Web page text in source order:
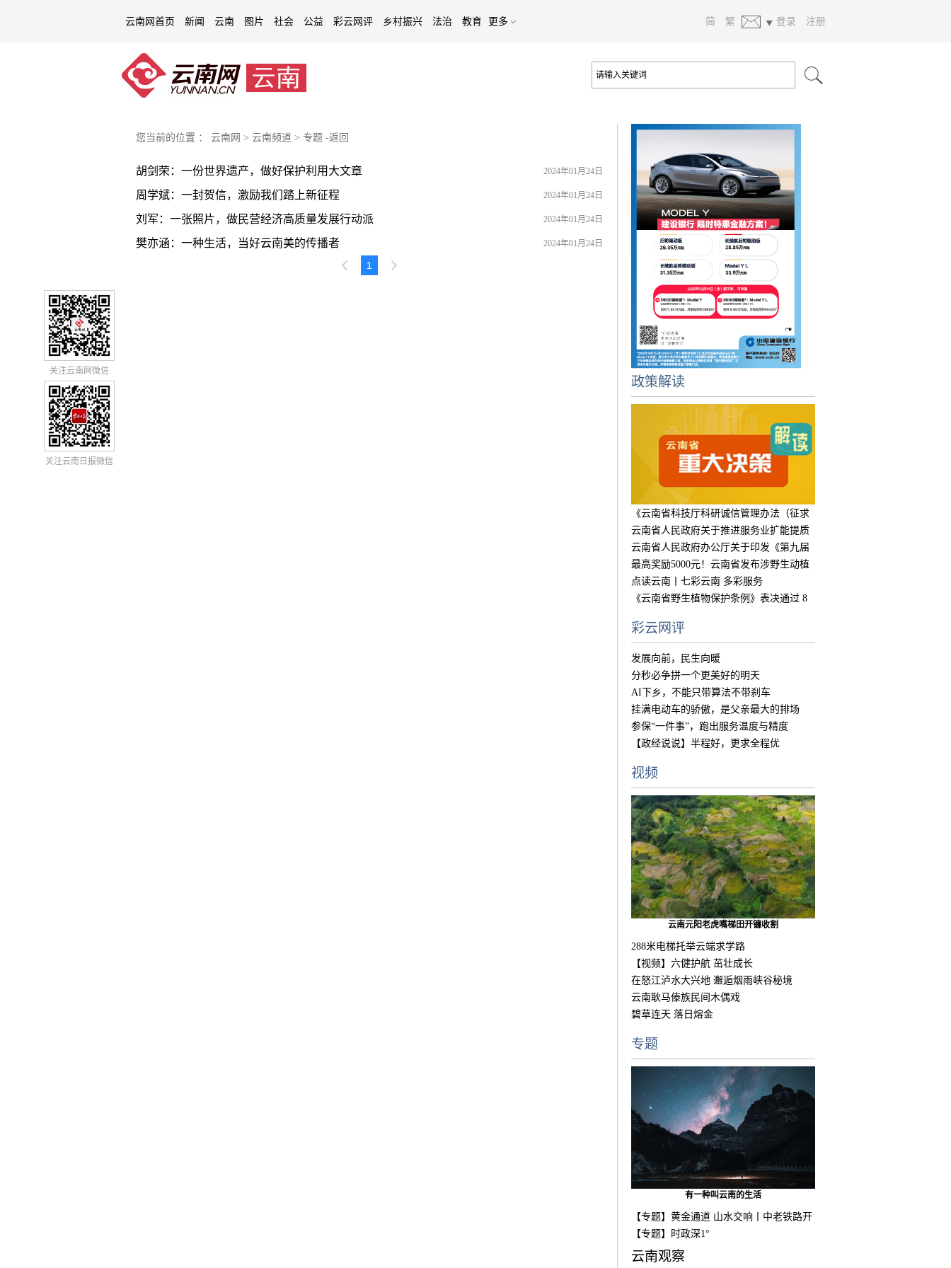
云南网首页 新闻 云南 图片 社会 公益 彩云网评 乡村振兴 法治 教育 更多 简 繁 登录 注册
您当前的位置 ： 云南网 > 云南频道 > 专题 -返回
胡剑荣：一份世界遗产，做好保护利用大文章 2024年01月24日
周学斌：一封贺信，激励我们踏上新征程 2024年01月24日
刘军：一张照片，做民营经济高质量发展行动派 2024年01月24日
樊亦涵：一种生活，当好云南美的传播者 2024年01月24日
1
政策解读
《云南省科技厅科研诚信管理办法（征求
意见
云南省人民政府关于推进服务业扩能提质
的实
云南省人民政府办公厅关于印发《第九届
中国
最高奖励5000元！云南省发布涉野生动植
物违
点读云南丨七彩云南 多彩服务
《云南省野生植物保护条例》表决通过 8
彩云网评
发展向前，民生向暖
分秒必争拼一个更美好的明天
AI下乡，不能只带算法不带刹车
挂满电动车的骄傲，是父亲最大的排场
参保“一件事”，跑出服务温度与精度
【政经说说】半程好，更求全程优
视频
云南元阳老虎嘴梯田开镰收割
288米电梯托举云端求学路
【视频】六健护航 茁壮成长
在怒江泸水大兴地 邂逅烟雨峡谷秘境
云南耿马傣族民间木偶戏
碧草连天 落日熔金
专题
有一种叫云南的生活
【专题】黄金通道 山水交响丨中老铁路开
通
【专题】时政深1°
云南观察
关注云南网微信
关注云南日报微信